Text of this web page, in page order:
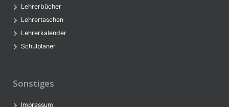
Lehrerbücher
Lehrertaschen
Lehrerkalender
Schulplaner
Sonstiges
Impressum